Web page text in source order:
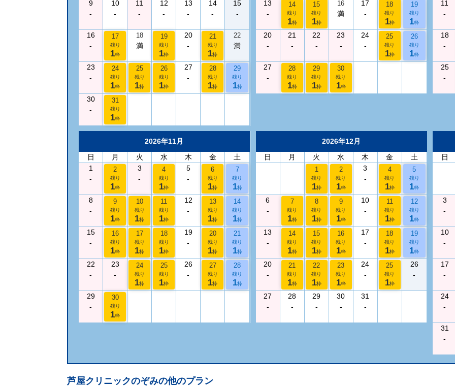
9
-
10
-
11
-
12
-
13
-
14
-
15
-
16
-
17
残り
1枠
18
満
19
残り
1枠
20
-
21
残り
1枠
22
満
23
-
24
残り
1枠
25
残り
1枠
26
残り
1枠
27
-
28
残り
1枠
29
残り
1枠
30
-
31
残り
1枠
13
-
14
残り
1枠
15
残り
1枠
16
満
17
-
18
残り
1枠
19
残り
1枠
20
-
21
-
22
-
23
-
24
-
25
残り
1枠
26
残り
1枠
27
-
28
残り
1枠
29
残り
1枠
30
残り
1枠
11
-
18
-
25
-
2026年11月
日
月 火 水 木 金
土
1
-
2
残り
1枠
3
-
4
残り
1枠
5
-
6
残り
1枠
7
残り
1枠
8
-
9
残り
1枠
10
残り
1枠
11
残り
1枠
12
-
13
残り
1枠
14
残り
1枠
15
-
16
残り
1枠
17
残り
1枠
18
残り
1枠
19
-
20
残り
1枠
21
残り
1枠
22
-
23
-
24
残り
1枠
25
残り
1枠
26
-
27
残り
1枠
28
残り
1枠
29
-
30
残り
1枠
2026年12月
日
月 火 水 木 金 土
1
残り
1枠
2
残り
1枠
3
-
4
残り
1枠
5
残り
1枠
6
-
7
残り
1枠
8
残り
1枠
9
残り
1枠
10
-
11
残り
1枠
12
残り
1枠
13
-
14
残り
1枠
15
残り
1枠
16
残り
1枠
17
-
18
残り
1枠
19
残り
1枠
20
-
21
残り
1枠
22
残り
1枠
23
残り
1枠
24
-
25
残り
1枠
26
-
27
-
28
-
29
-
30
-
31
-
日
3
-
10
-
17
-
24
-
31
-
芦屋クリニックのぞみの他のプラン